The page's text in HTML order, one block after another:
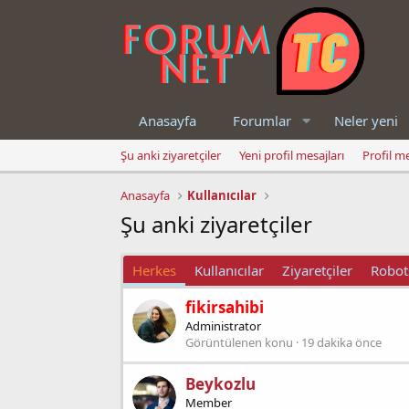
Anasayfa Forumlar Neler yeni
Şu anki ziyaretçiler Yeni profil mesajları Profil
Anasayfa Kullanıcılar
Şu anki ziyaretçiler
Herkes Kullanıcılar Ziyaretçiler
fikirsahibi
Administrator
Görüntülenen konu
19 dakika önce
Beykozlu
Member